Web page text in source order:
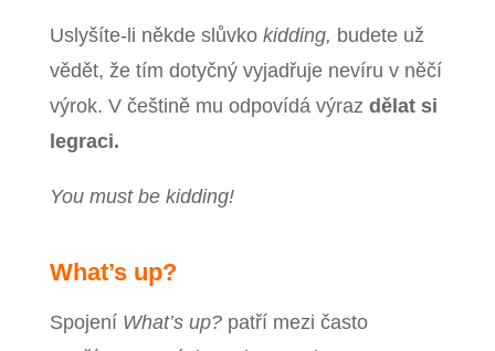
Uslyšíte-li někde slůvko kidding, budete už
vědět, že tím dotyčný vyjadřuje nevíru v něčí
výrok. V češtině mu odpovídá výraz dělat si
legraci.
You must be kidding!
What’s up?
Spojení What’s up?patří mezi často